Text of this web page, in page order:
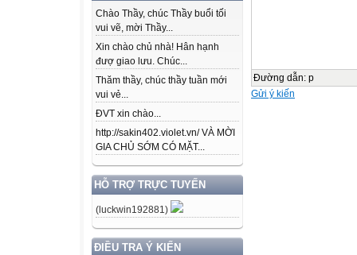
Chào Thầy, chúc Thầy buổi tối
vui vẽ, mời Thầy...
Xin chào chủ nhà! Hân hạnh
đượ giao lưu. Chúc...
Thăm thầy, chúc thầy tuần mới
vui vẻ...
ĐVT xin chào...
http://sakin402.violet.vn/ VÀ MỜI
GIA CHỦ SỚM CÓ MẶT...
HỖ TRỢ TRỰC TUYẾN
(luckwin192881)
ĐIỀU TRA Ý KIẾN
Đường dẫn: p
Gửi ý kiến